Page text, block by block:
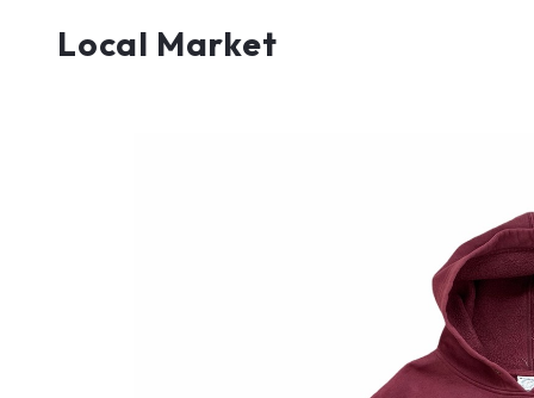
Local Market